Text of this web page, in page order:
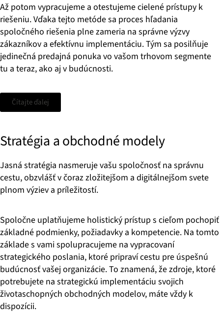
Až potom vypracujeme a otestujeme cielené prístupy k
riešeniu. Vďaka tejto metóde sa proces hľadania
spoločného riešenia plne zameria na správne výzvy
zákazníkov a efektívnu implementáciu. Tým sa posilňuje
jedinečná predajná ponuka vo vašom trhovom segmente
tu a teraz, ako aj v budúcnosti.
Čítajte ďalej
Stratégia a obchodné modely
Jasná stratégia nasmeruje vašu spoločnosť na správnu
cestu, obzvlášť v čoraz zložitejšom a digitálnejšom svete
plnom výziev a príležitostí.
Spoločne uplatňujeme holistický prístup s cieľom pochopiť
základné podmienky, požiadavky a kompetencie. Na tomto
základe s vami spolupracujeme na vypracovaní
strategického poslania, ktoré pripraví cestu pre úspešnú
budúcnosť vašej organizácie. To znamená, že zdroje, ktoré
potrebujete na strategickú implementáciu svojich
životaschopných obchodných modelov, máte vždy k
dispozícii.